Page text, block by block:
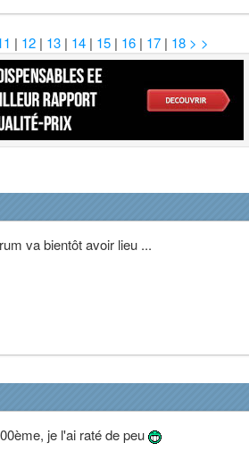
| 12 | 13 | 14 | 15 | 16 | 17 | 18 > >
va bientôt avoir lieu ...
je l'ai raté de peu